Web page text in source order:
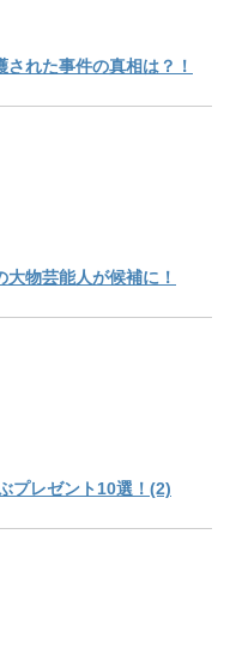
れた事件の真相は？！
物芸能人が候補に！
プレゼント10選！(2)